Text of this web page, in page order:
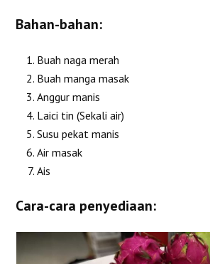
Bahan-bahan:
Buah naga merah
Buah manga masak
Anggur manis
Laici tin (Sekali air)
Susu pekat manis
Air masak
Ais
Cara-cara penyediaan: